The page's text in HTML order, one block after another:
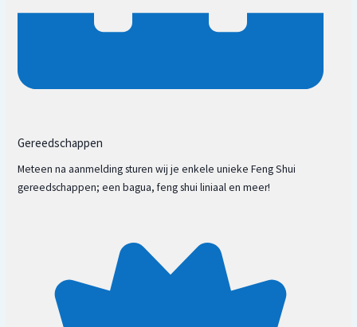
Gereedschappen
Meteen na aanmelding sturen wij je enkele unieke Feng Shui
gereedschappen; een bagua, feng shui liniaal en meer!